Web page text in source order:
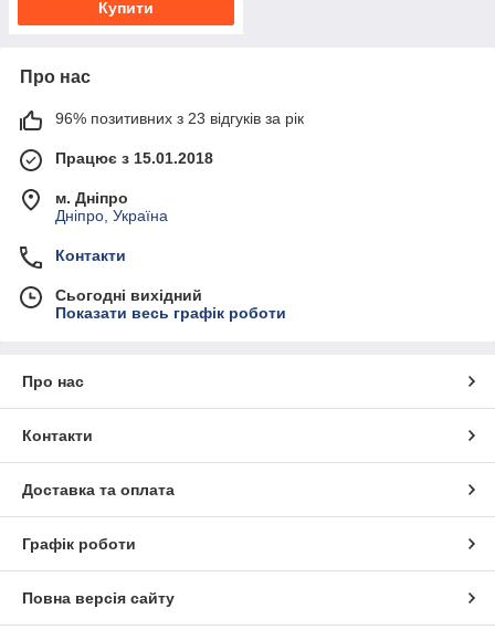
Купити
Про нас
96% позитивних з 23 відгуків за рік
Працює з 15.01.2018
м. Дніпро
Дніпро, Україна
Контакти
Сьогодні вихідний
Показати весь графік роботи
Про нас
Контакти
Доставка та оплата
Графік роботи
Повна версія сайту